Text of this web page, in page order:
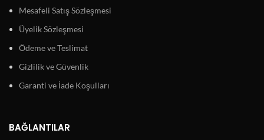
Mesafeli Satış Sözleşmesi
Üyelik Sözleşmesi
Ödeme ve Teslimat
Gizlilik ve Güvenlik
Garanti ve İade Koşulları
BAĞLANTILAR